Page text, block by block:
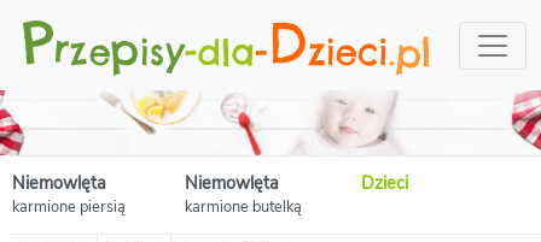
Niemowlęta
karmione piersią
Niemowlęta
karmione butelką
Dzieci